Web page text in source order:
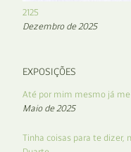
2125
Dezembro de 2025
EXPOSIÇÕES
Até por mim mesmo já
Maio de 2025
Tinha coisas para te dizer,